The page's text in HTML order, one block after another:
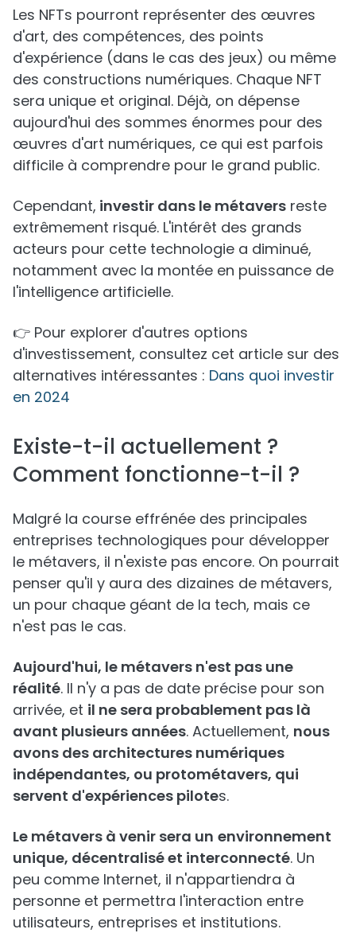
Les NFTs pourront représenter des œuvres
d'art, des compétences, des points
d'expérience (dans le cas des jeux) ou même
des constructions numériques. Chaque NFT
sera unique et original. Déjà, on dépense
aujourd'hui des sommes énormes pour des
œuvres d'art numériques, ce qui est parfois
difficile à comprendre pour le grand public.
Cependant, investir dans le métavers reste
extrêmement risqué. L'intérêt des grands
acteurs pour cette technologie a diminué,
notamment avec la montée en puissance de
l'intelligence artificielle.
👉 Pour explorer d'autres options
d'investissement, consultez cet article sur des
alternatives intéressantes : Dans quoi investir
en 2024
Existe-t-il actuellement ?
Comment fonctionne-t-il ?
Malgré la course effrénée des principales
entreprises technologiques pour développer
le métavers, il n'existe pas encore. On pourrait
penser qu'il y aura des dizaines de métavers,
un pour chaque géant de la tech, mais ce
n'est pas le cas.
Aujourd'hui, le métavers n'est pas une
réalité. Il n'y a pas de date précise pour son
arrivée, et il ne sera probablement pas là
avant plusieurs années. Actuellement, nous
avons des architectures numériques
indépendantes, ou protométavers, qui
servent d'expériences pilotes.
Le métavers à venir sera un environnement
unique, décentralisé et interconnecté. Un
peu comme Internet, il n'appartiendra à
personne et permettra l'interaction entre
utilisateurs, entreprises et institutions.